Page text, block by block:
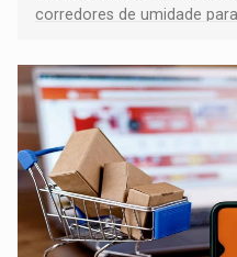
corredores de umidade